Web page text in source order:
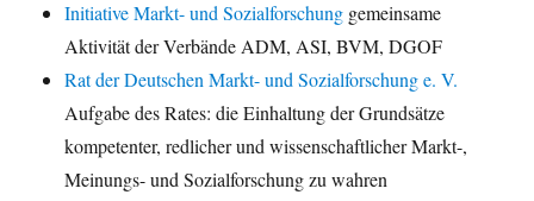
Initiative Markt- und Sozialforschung gemeinsame
Aktivität der Verbände ADM, ASI, BVM, DGOF
Rat der Deutschen Markt- und Sozialforschung e. V.
Aufgabe des Rates: die Einhaltung der Grundsätze
kompetenter, redlicher und wissenschaftlicher Markt-,
Meinungs- und Sozialforschung zu wahren